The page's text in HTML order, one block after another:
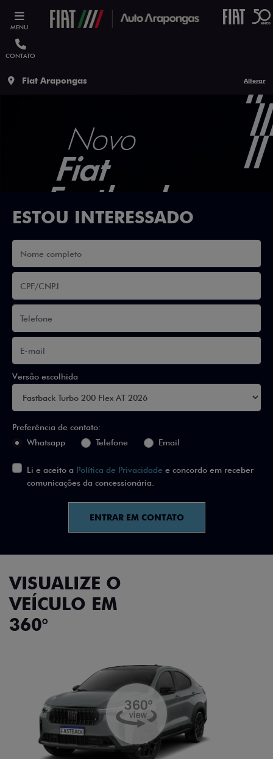
MENU
CONTATO
Fiat Arapongas Alterar
ESTOU INTERESSADO
Versão escolhida
Preferência de contato:
Whatsapp
Telefone Email
Li e aceito a Política de Privacidade e concordo em receber
comunicações da concessionária.
ENTRAR EM CONTATO
VISUALIZE O
VEÍCULO EM
360°